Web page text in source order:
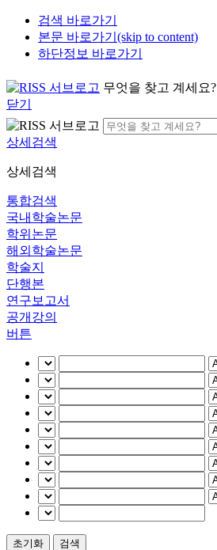
검색 바로가기
본문 바로가기(skip to content)
하단정보 바로가기
무엇을 찾고 계세요?
닫기
상세검색
상세검색
통합검색
국내학술논문
학위논문
해외학술논문
학술지
단행본
연구보고서
공개강의
버튼